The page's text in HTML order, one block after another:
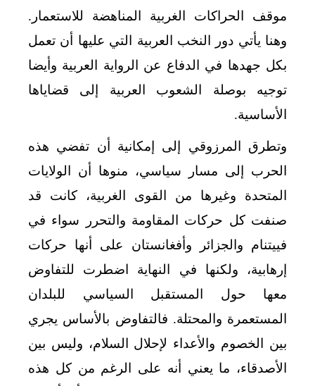
موقف الحراكات الغربية المناهضة للاستعمار.
وهنا يأتي دور النخب العربية التي عليها أن تعمل
بكل جهدها في الدفاع عن الرواية العربية وأيضا
توجيه بوصلة الشعوب العربية إلى قضاياها
الأساسية.
وتطرق المرزوقي إلى إمكانية أن تفضي هذه
الحرب إلى مسار سياسي، منوها أن الولايات
المتحدة وغيرها من القوى الغربية، كانت قد
صنفت كل حركات المقاومة والتحرر سواء في
فييتنام والجزائر وأفغانستان على أنها حركات
إرهابية، ولكنها في النهاية اضطرت للتفاوض
معها حول المستقبل السياسي للبلدان
المستعمرة والمحتلة. فالتفاوض بالأساس يجري
بين الخصوم والأعداء لإحلال السلام، وليس بين
الأصدقاء، ما يعني أنه على الرغم من كل هذه